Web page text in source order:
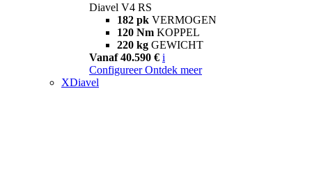
Diavel V4 RS
182 pk VERMOGEN
120 Nm KOPPEL
220 kg GEWICHT
Vanaf 40.590 € i
Configureer Ontdek meer
XDiavel